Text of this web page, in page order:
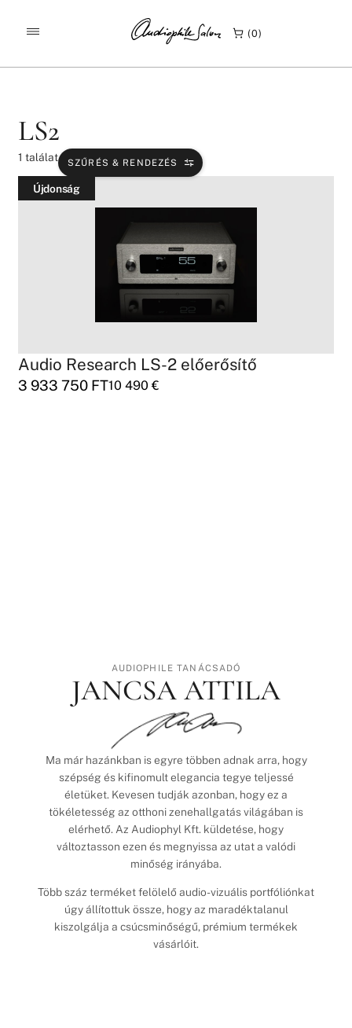
0
KEZDŐLAP TERMÉKEK / LS2
LS2
1 találat SZŰRÉS & RENDEZÉS
Újdonság
Audio Research LS-2 előerősítő
3 933 750 FT10 490€
AUDIOPHILE TANÁCSADÓ
JANCSA ATTILA
Ma már hazánkban is egyre többen adnak arra, hogy
szépség és kifinomult elegancia tegye teljessé
életüket. Kevesen tudják azonban, hogy ez a
tökéletesség az otthoni zenehallgatás világában is
elérhető. Az Audiophyl Kft. küldetése, hogy
változtasson ezen és megnyissa az utat a valódi
minőség irányába.
Több száz terméket felölelő audio-vizuális portfóliónkat
úgy állítottuk össze, hogy az maradéktalanul
kiszolgálja a csúcsminőségű, prémium termékek
vásárlóit.